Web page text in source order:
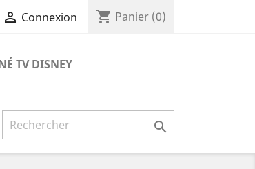
 Connexion shopping_cart Panier (0)
TV DISNEY
